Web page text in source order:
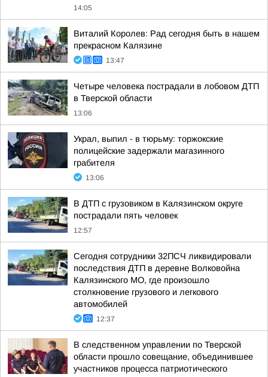
14:05
Виталий Королев: Рад сегодня быть в нашем
прекрасном Калязине
13:47
Четыре человека пострадали в лобовом ДТП
в Тверской области
13:06
Украл, выпил - в тюрьму: торжокские
полицейские задержали магазинного
грабителя
13:06
В ДТП с грузовиком в Калязинском округе
пострадали пять человек
12:57
Сегодня сотрудники 32ПСЧ ликвидировали
последствия ДТП в деревне Волковойна
Калязинского МО, где произошло
столкновение грузового и легкового
автомобилей
12:37
В следственном управлении по Тверской
области прошло совещание, объединившее
участников процесса патриотического